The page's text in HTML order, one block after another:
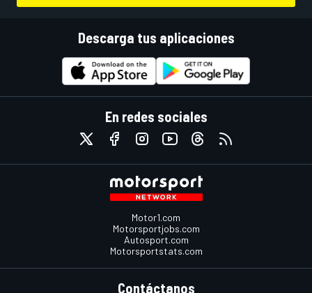
Descarga tus aplicaciones
En redes sociales
Motor1.com
Motorsportjobs.com
Autosport.com
Motorsportstats.com
Contáctanos